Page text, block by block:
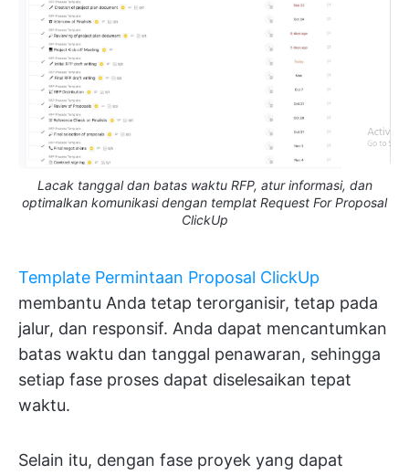
Lacak tanggal dan batas waktu RFP, atur informasi, dan
optimalkan komunikasi dengan templat Request For Proposal
ClickUp
Template Permintaan Proposal ClickUp
membantu Anda tetap terorganisir, tetap pada
jalur, dan responsif. Anda dapat mencantumkan
batas waktu dan tanggal penawaran, sehingga
setiap fase proses dapat diselesaikan tepat
waktu.
Selain itu, dengan fase proyek yang dapat